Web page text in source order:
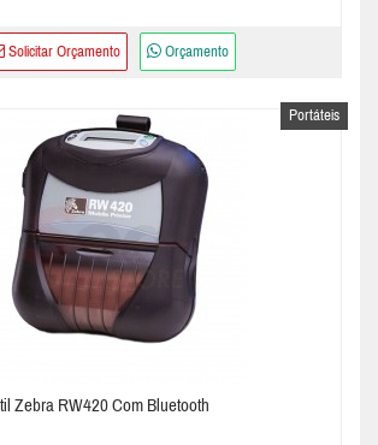
Solicitar Orçamento Orçamento
Portáteis
Zebra RW420 Com Bluetooth